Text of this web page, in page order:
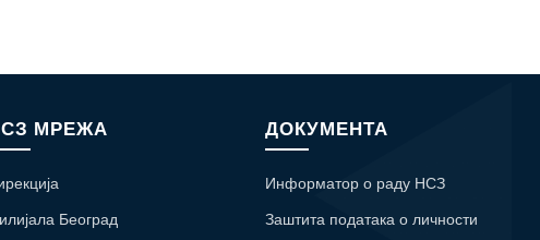
МРЕЖА
Београд
ДОКУМЕНТА
Информатор о раду НСЗ
Заштита података о личности